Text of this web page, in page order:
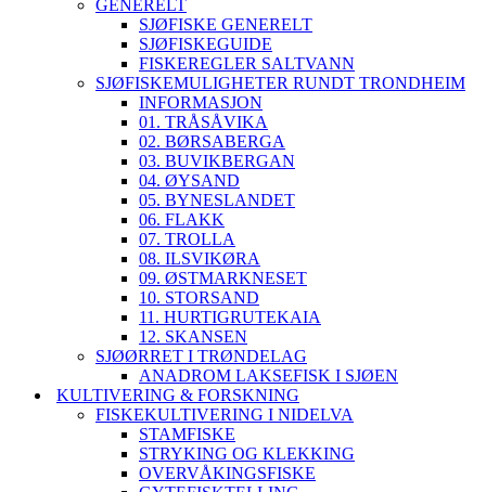
GENERELT
SJØFISKE GENERELT
SJØFISKEGUIDE
FISKEREGLER SALTVANN
SJØFISKEMULIGHETER RUNDT TRONDHEIM
INFORMASJON
01. TRÅSÅVIKA
02. BØRSABERGA
03. BUVIKBERGAN
04. ØYSAND
05. BYNESLANDET
06. FLAKK
07. TROLLA
08. ILSVIKØRA
09. ØSTMARKNESET
10. STORSAND
11. HURTIGRUTEKAIA
12. SKANSEN
SJØØRRET I TRØNDELAG
ANADROM LAKSEFISK I SJØEN
KULTIVERING & FORSKNING
FISKEKULTIVERING I NIDELVA
STAMFISKE
STRYKING OG KLEKKING
OVERVÅKINGSFISKE